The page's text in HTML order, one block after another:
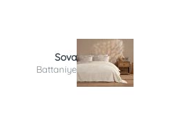
Sova
Battaniye